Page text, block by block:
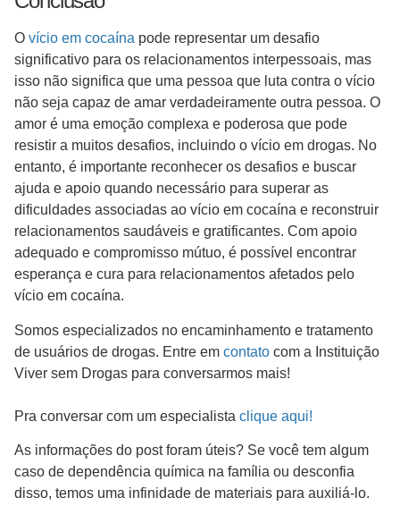
O vício em cocaína pode representar um desafio
significativo para os relacionamentos interpessoais, mas
isso não significa que uma pessoa que luta contra o vício
não seja capaz de amar verdadeiramente outra pessoa. O
amor é uma emoção complexa e poderosa que pode
resistir a muitos desafios, incluindo o vício em drogas. No
entanto, é importante reconhecer os desafios e buscar
ajuda e apoio quando necessário para superar as
dificuldades associadas ao vício em cocaína e reconstruir
relacionamentos saudáveis e gratificantes. Com apoio
adequado e compromisso mútuo, é possível encontrar
esperança e cura para relacionamentos afetados pelo
vício em cocaína.
Somos especializados no encaminhamento e tratamento
de usuários de drogas. Entre em contato com a Instituição
Viver sem Drogas para conversarmos mais!
Pra conversar com um especialista clique aqui!
As informações do post foram úteis? Se você tem algum
caso de dependência química na família ou desconfia
disso, temos uma infinidade de materiais para auxiliá-lo.